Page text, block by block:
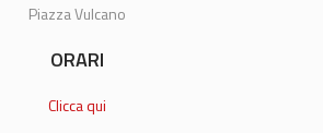
Piazza Vulcano
ORARI
Clicca qui